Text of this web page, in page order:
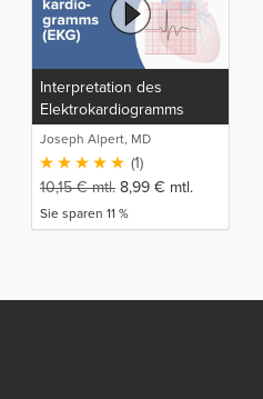
Interpretation des
Elektrokardiogramms
(EKG)
Joseph Alpert, MD
(1)
10,15€mtl. 8,99 € mtl.
Sie sparen 11 %